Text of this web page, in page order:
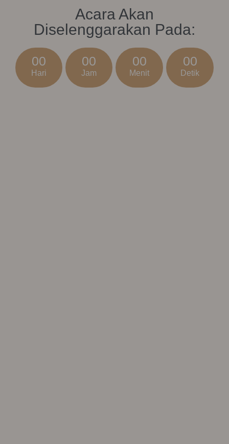
Acara Akan
Diselenggarakan Pada:
00
Hari
00
Jam
00
Menit
00
Detik